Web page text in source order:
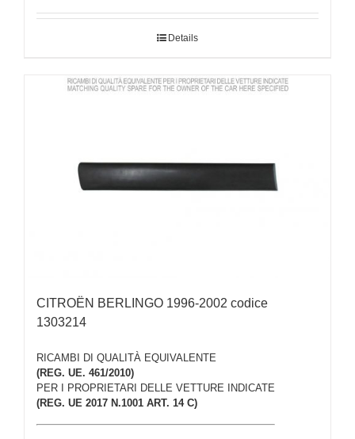
Details
CITROËN BERLINGO 1996-2002 codice
1303214
RICAMBI DI QUALITÀ EQUIVALENTE
(REG. UE. 461/2010)
PER I PROPRIETARI DELLE VETTURE INDICATE
(REG. UE 2017 N.1001 ART. 14 C)